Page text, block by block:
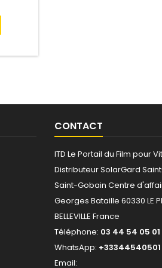
tout
Idéal
contre
un
CONTACT
ITD Le Portail du Film pour
Distributeur SolarGard
Saint-Gobain Centre
Georges Bataille 60330 LE
BELLEVILLE France
Téléphone: 03 44 54 05 01
WhatsApp: +33344540501
Email: